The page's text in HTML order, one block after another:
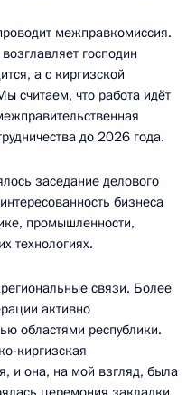
межправкомиссия.
господин
а с киргизской
считаем, что работа идёт
до 2026 года.
заседание делового
бизнеса
промышленности,
технологиях.
связи. Более
активно
областями республики.
киргизская
и она, на мой взгляд, была